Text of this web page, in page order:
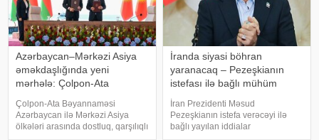
Azərbaycan–Mərkəzi Asiya
əməkdaşlığında yeni
mərhələ: Çolpon-Ata
Çolpon-Ata Bəyannaməsi
Azərbaycan ilə Mərkəzi Asiya
ölkələri arasında dostluq, qarşılıqlı
İranda siyasi böhran
yaranacaq – Pezeşkianın
istefası ilə bağlı mühüm
açıqlama
İran Prezidenti Məsud
Pezeşkianın istefa verəcəyi ilə
bağlı yayılan iddialar